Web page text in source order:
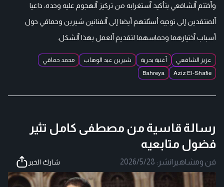
وٱختتم ٱلشافعي بتأكيد ٱستغرابه من تركيز ٱلهجوم عليه وحده، داعيا
ٱلمنتقدين إلى توجيه أسئلتهم أيضا إلى ٱلفنانين شيرين وحماقي حول
أسباب ٱختيارهما وحماسهما لتقديم ٱلعمل بهذا ٱلشكل.
عزيز الشافعي أغنية بحرية شيرين عبد الوهاب
محمد حماقي
Aziz El-Shafie
Bahreya
رسالة قاسية من مصطفى كامل تثير
فضول متابعيه
فن ومشاهير |نشر: 2026/5/28 شارك الخبر